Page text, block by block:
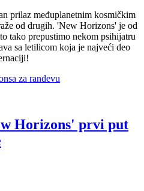
prilaz međuplanetnim kosmičkim
od drugih. 'New Horizons' je od
tako prepustimo nekom psihijatru
sa letilicom koja je najveći deo
za randevu
Horizons' prvi put